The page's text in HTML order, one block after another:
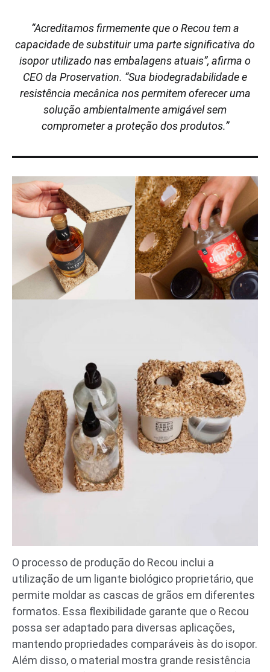
“Acreditamos firmemente que o Recou tem a
capacidade de substituir uma parte significativa do
isopor utilizado nas embalagens atuais”, afirma o
CEO da Proservation. “Sua biodegradabilidade e
resistência mecânica nos permitem oferecer uma
solução ambientalmente amigável sem
comprometer a proteção dos produtos.”
O processo de produção do Recou inclui a
utilização de um ligante biológico proprietário, que
permite moldar as cascas de grãos em diferentes
formatos. Essa flexibilidade garante que o Recou
possa ser adaptado para diversas aplicações,
mantendo propriedades comparáveis às do isopor.
Além disso, o material mostra grande resistência